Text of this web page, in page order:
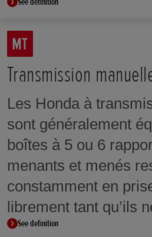
Transmission
Les Honda à
sont généralement
boîtes à 5 ou 6
menants et menés
constamment en
librement tant qu’ils
mécaniquement
See definition